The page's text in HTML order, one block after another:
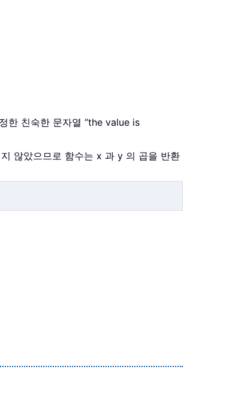
한 친숙한 문자열 “the value is
않았으므로 함수는 x 과 y 의 곱을 반환